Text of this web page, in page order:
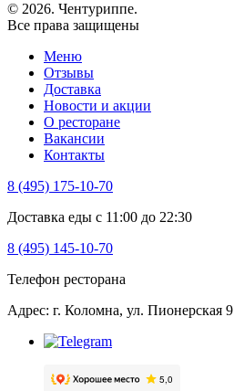
© 2026. Чентуриппе.
Все права защищены
Меню
Отзывы
Доставка
Новости и акции
О ресторане
Вакансии
Контакты
8 (495) 175-10-70
Доставка еды с 11:00 до 22:30
8 (495) 145-10-70
Телефон ресторана
Адрес: г. Коломна, ул. Пионерская 9